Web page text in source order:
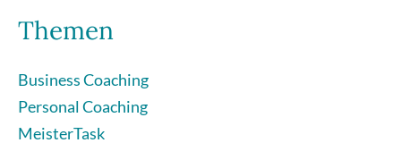
Themen
Business Coaching
Personal Coaching
MeisterTask